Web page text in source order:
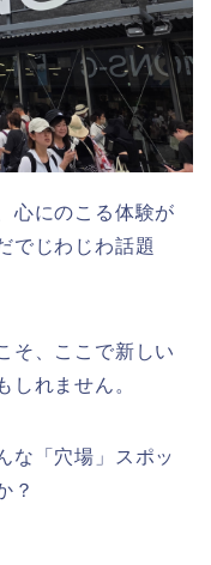
心にのこる体験が
でじわじわ話題
そ、ここで新しい
しれません。
な「穴場」スポッ
？